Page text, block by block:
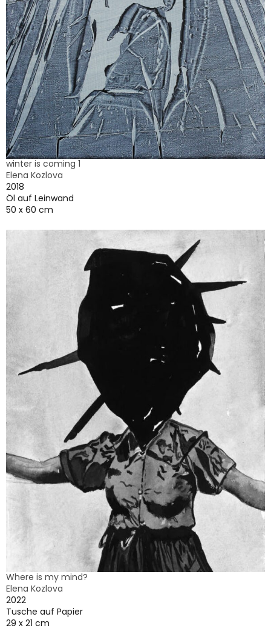
winter is coming 1
Elena Kozlova
2018
Öl auf Leinwand
50 x 60 cm
Where is my mind?
Elena Kozlova
2022
Tusche auf Papier
29 x 21 cm